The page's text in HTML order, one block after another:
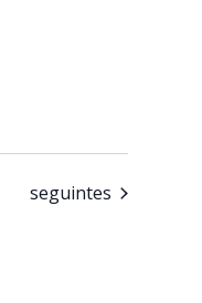
Eventos
seguintes